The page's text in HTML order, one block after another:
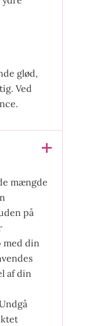
glød,
Ved
mængde
på
med din
af din